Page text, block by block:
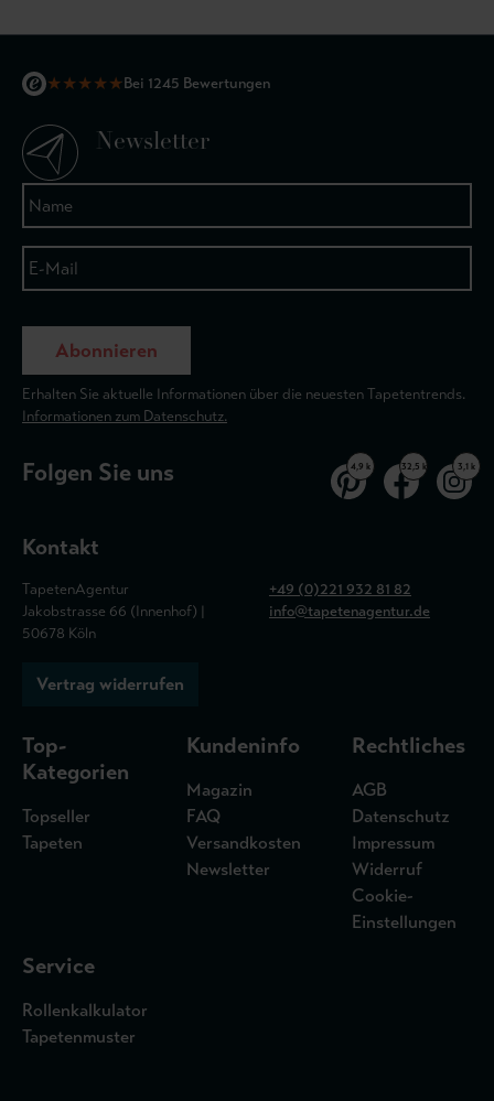
★★★★★Bei 1245 Bewertungen
Newsletter
Abonnieren
Erhalten Sie aktuelle Informationen über die neuesten Tapetentrends.
Informationen zum Datenschutz.
Folgen Sie uns 4,9 k 32,5 k 3,1 k
Kontakt
TapetenAgentur
Jakobstrasse 66 (Innenhof) |
50678 Köln
+49 (0)221 932 81 82
info@tapetenagentur.de
Vertrag widerrufen
Top-
Kategorien
Topseller
Tapeten
Kundeninfo
Magazin
FAQ
Versandkosten
Newsletter
Rechtliches
AGB
Datenschutz
Impressum
Widerruf
Cookie-
Einstellungen
Service
Rollenkalkulator
Tapetenmuster